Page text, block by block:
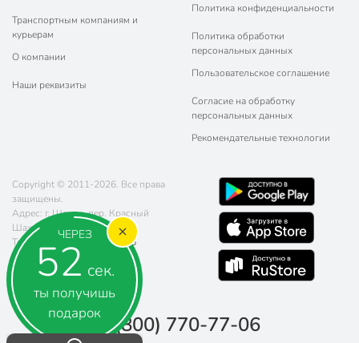
ЧЕРЕЗ
52 сек.
ты получишь
подарок
Транспортным компаниям и
курьерам
О компании
Наши реквизиты
Политика конфиденциальности
Политика обработки
персональных данных
Пользовательское соглашение
Согласие на обработку
персональных данных
Рекомендательные технологии
Copyright © 2011-2026. Все права
защищены.
Адрес: г. Шахты, пер. Красный
Шахтёр, д. 78
Телефон:
8 (800) 770-77-06
Почта:sales@poryadok.ru
8 (800) 770-77-06